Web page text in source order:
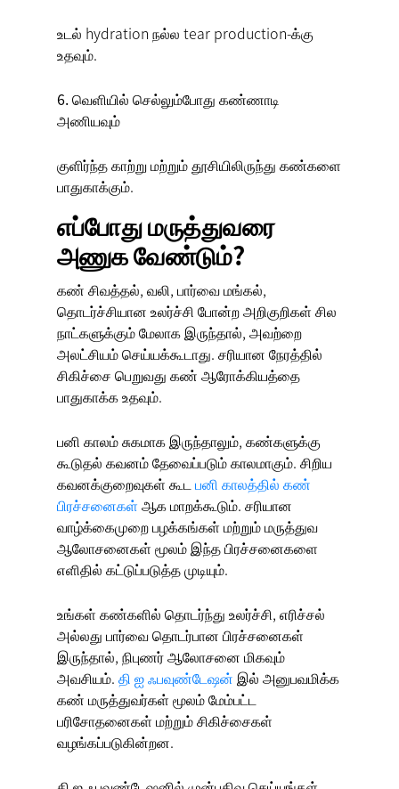
உடல் hydration நல்ல tear production-க்கு
உதவும்.
6. வெளியில் செல்லும்போது கண்ணாடி
அணியவும்
குளிர்ந்த காற்று மற்றும் தூசியிலிருந்து கண்களை
பாதுகாக்கும்.
எப்போது மருத்துவரை
அணுக வேண்டும்?
கண் சிவத்தல், வலி, பார்வை மங்கல்,
தொடர்ச்சியான உலர்ச்சி போன்ற அறிகுறிகள் சில
நாட்களுக்கும் மேலாக இருந்தால், அவற்றை
அலட்சியம் செய்யக்கூடாது. சரியான நேரத்தில்
சிகிச்சை பெறுவது கண் ஆரோக்கியத்தை
பாதுகாக்க உதவும்.
பனி காலம் சுகமாக இருந்தாலும், கண்களுக்கு
கூடுதல் கவனம் தேவைப்படும் காலமாகும். சிறிய
கவனக்குறைவுகள் கூட பனி காலத்தில் கண்
பிரச்சனைகள் ஆக மாறக்கூடும். சரியான
வாழ்க்கைமுறை பழக்கங்கள் மற்றும் மருத்துவ
ஆலோசனைகள் மூலம் இந்த பிரச்சனைகளை
எளிதில் கட்டுப்படுத்த முடியும்.
உங்கள் கண்களில் தொடர்ந்து உலர்ச்சி, எரிச்சல்
அல்லது பார்வை தொடர்பான பிரச்சனைகள்
இருந்தால், நிபுணர் ஆலோசனை மிகவும்
அவசியம். தி ஐ ஃபவுண்டேஷன் இல் அனுபவமிக்க
கண் மருத்துவர்கள் மூலம் மேம்பட்ட
பரிசோதனைகள் மற்றும் சிகிச்சைகள்
வழங்கப்படுகின்றன.